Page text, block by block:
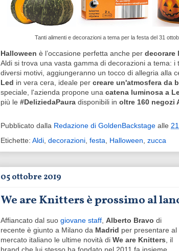
Tanti alimenti e decorazioni a tema per la festa del 31
Halloween è l’occasione perfetta anche per decorare
Aldi si trova una vasta gamma di decorazioni a tema:
diversi motivi, aggiungeranno un tocco di allegria alla
Led in vera cera, ideale per creare un'atmosfera da
speciale, l'azienda propone una catena luminosa a
più le #DeliziedaPaura disponibili in oltre 160 negozi
Pubblicato dalla Redazione di GoldenBackstage alle
Etichette: Aldi, decorazioni, festa, Halloween, zucca
05 ottobre 2019
We are Knitters è prossimo al
Affiancato dal suo giovane staff, Alberto Bravo di
recente è giunto a Milano da Madrid per presentare al
mercato italiano le ultime novità di We are Knitters, il